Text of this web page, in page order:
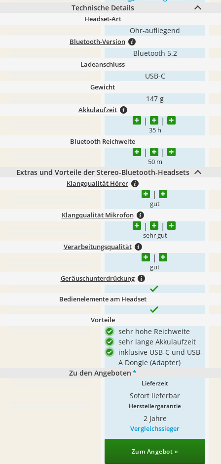
Technische Details
Headset-Art
Ohr-aufliegend
Bluetooth-Version
Bluetooth 5.2
Ladeanschluss
USB-C
Gewicht
147 g
Akkulaufzeit
35 h
Bluetooth Reichweite
50 m
Extras und Vorteile der Stereo-Bluetooth-Headsets
Klangqualität Hörer
gut
Klangqualität Mikrofon
sehr gut
Verarbeitungsqualität
gut
Geräuschunterdrückung
Bedienelemente am Headset
Vorteile
sehr hohe Reichweite
sehr lange Akkulaufzeit
inklusive USB-C und USB-
A Dongle (Adapter)
Zu den Angeboten *
Lieferzeit
Sofort lieferbar
Herstellergarantie
2 Jahre
Vergleichssieger
Zum Angebot »